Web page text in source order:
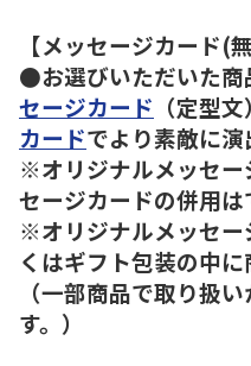
【メッセージカード(
●お選びいただいた商
セージカード （定型文
カードでより素敵に演
※オリジナルメッセー
セージカードの併用は
※オリジナルメッセー
くはギフト包装の中に
（一部商品で取り扱
す。）